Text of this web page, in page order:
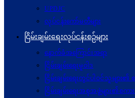
UPDJC
လုပ်ငန်းကော်မတီများ
ငြိမ်းချမ်းရေးလုပ်ငန်းစဉ်များ
နောက်ခံအကြောင်းအရာ
ငြိမ်းချမ်းရေးမူဝါဒ
ငြိမ်းချမ်းရေးတွင်ပါဝင်သူများ၏
ငြိမ်းချမ်းရေးအစုအဖွဲ့များ၏စကာ